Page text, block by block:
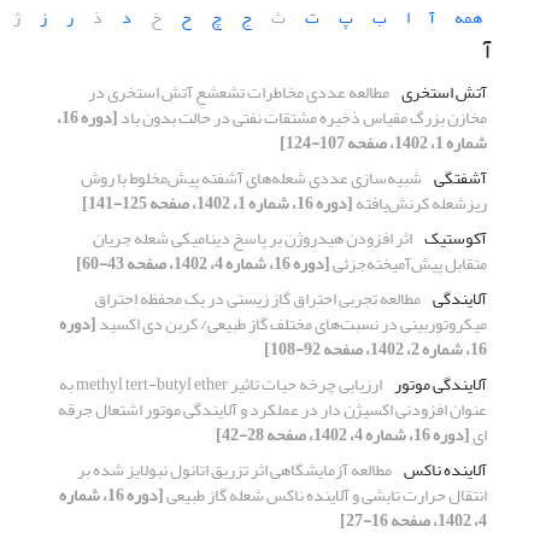
همه
آ ا ب پ ت ث ج چ ح خ د ذ ر ز ژ
آ
آتش استخری مطالعه عددی مخاطرات تشعشعِ آتش استخری در
مخازن بزرگ مقیاس ذخیره مشتقات نفتی در حالت بدون باد [دوره 16،
شماره 1، 1402، صفحه 107-124]
آشفتگی شبیه‌سازی عددی شعله‌های ‌آشفته پیش‌مخلوط با روش
ریزشعله کرنش‌یافته[دوره 16، شماره 1، 1402، صفحه 125-141]
آکوستیک اثر افزودن هیدروژن بر پاسخ دینامیکی شعله جریان
متقابل پیش‌آمیخته‌جزئی[دوره 16، شماره 4، 1402، صفحه 43-60]
آلایندگی مطالعه تجربی احتراق گاز زیستی در یک محفظه احتراق
میکروتوربینی در نسبت‌های مختلف گاز طبیعی/ کربن دی اکسید[دوره
16، شماره 2، 1402، صفحه 92-108]
آلایندگی موتور
ارزیابی چرخه حیات تاثیر methyl tert-butyl ether به
عنوان افزودنی اکسیژن دار در عملکرد و آلایندگی موتور اشتعال جرقه
ای[دوره 16، شماره 4، 1402، صفحه 28-42]
آلاینده ناکس مطالعه آزمایشگاهی اثر تزریق اتانول نبولایز شده بر
انتقال حرارت تابشی و آلاینده ناکس شعله گاز طبیعی [دوره 16، شماره
4، 1402، صفحه 16-27]